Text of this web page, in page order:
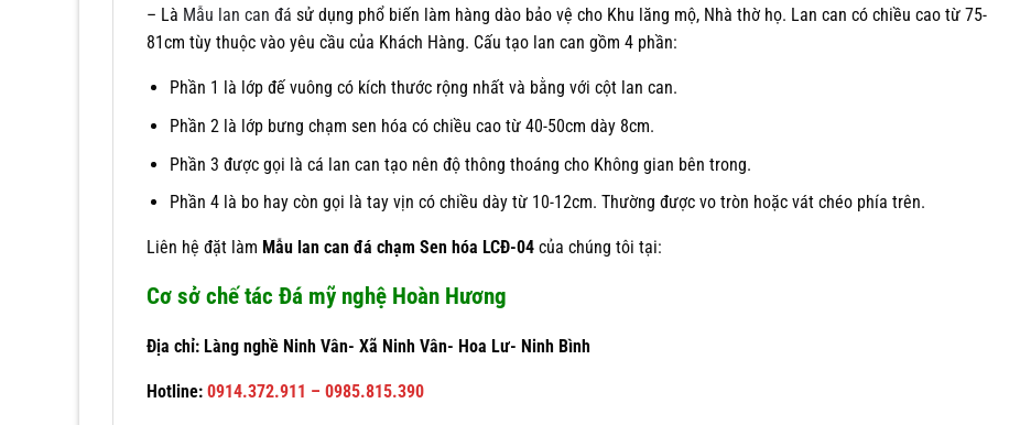
– Là Mẫu lan can đá sử dụng phổ biến làm hàng dào bảo vệ cho Khu lăng mộ, Nhà thờ họ. Lan can có chiều cao từ 75-
81cm tùy thuộc vào yêu cầu của Khách Hàng. Cấu tạo lan can gồm 4 phần:
Phần 1 là lớp đế vuông có kích thước rộng nhất và bằng với cột lan can.
Phần 2 là lớp bưng chạm sen hóa có chiều cao từ 40-50cm dày 8cm.
Phần 3 được gọi là cá lan can tạo nên độ thông thoáng cho Không gian bên trong.
Phần 4 là bo hay còn gọi là tay vịn có chiều dày từ 10-12cm. Thường được vo tròn hoặc vát chéo phía trên.
Liên hệ đặt làm Mẫu lan can đá chạm Sen hóa LCĐ-04 của chúng tôi tại:
Cơ sở chế tác Đá mỹ nghệ Hoàn Hương
Địa chỉ: Làng nghề Ninh Vân- Xã Ninh Vân- Hoa Lư- Ninh Bình
Hotline: 0914.372.911 – 0985.815.390